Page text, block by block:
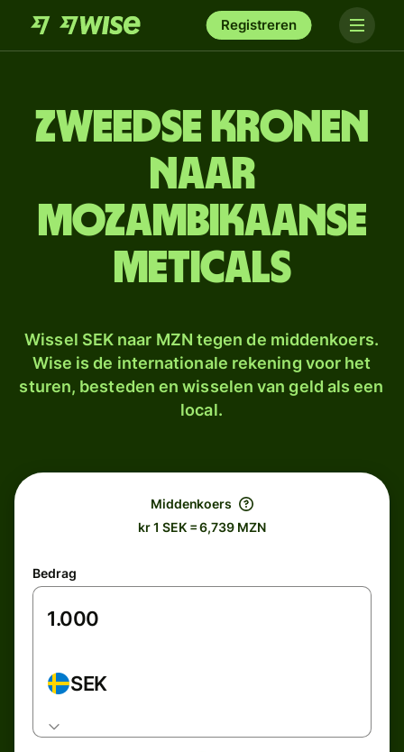
Registreren
Zweedse kronen
naar
Mozambikaanse
meticals
Wissel SEK naar MZN tegen de middenkoers.
Wise is de internationale rekening voor het
sturen, besteden en wisselen van geld als een
local.
Middenkoers
kr 1 SEK = 6,739 MZN
Bedrag
SEK